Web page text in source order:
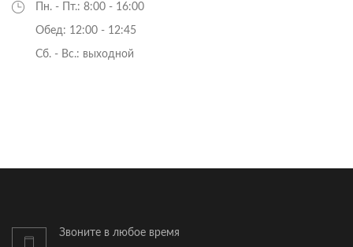
Пн. - Пт.: 8:00 - 16:00
Обед: 12:00 - 12:45
Cб. - Вс.: выходной
Звоните в любое время